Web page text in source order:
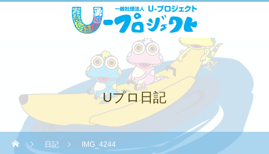
Uプロ日記
日記 IMG_4244